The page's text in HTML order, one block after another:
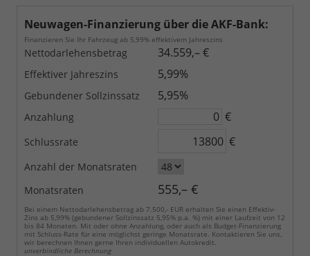
Neuwagen-Finanzierung über die AKF-Bank:
Finanzieren Sie Ihr Fahrzeug ab 5,99% effektivem Jahreszins
Nettodarlehensbetrag 34.559,– €
Effektiver Jahreszins 5,99%
Gebundener Sollzinssatz 5,95%
Anzahlung €
Schlussrate €
Anzahl der Monatsraten
Monatsraten
555,– €
Bei einem Nettodarlehensbetrag ab 7.500,- EUR erhalten Sie einen Effektiv-
Zins ab 5,99% (gebundener Sollzinssatz 5,95% p.a. %) mit einer Laufzeit von 12
bis 84 Monaten. Mit oder ohne Anzahlung, oder auch als Budget-Finanzierung
mit Schluss-Rate für eine möglichst geringe Monatsrate. Kontaktieren Sie uns,
wir berechnen Ihnen gerne Ihren individuellen Autokredit.
unverbindliche Berechnung